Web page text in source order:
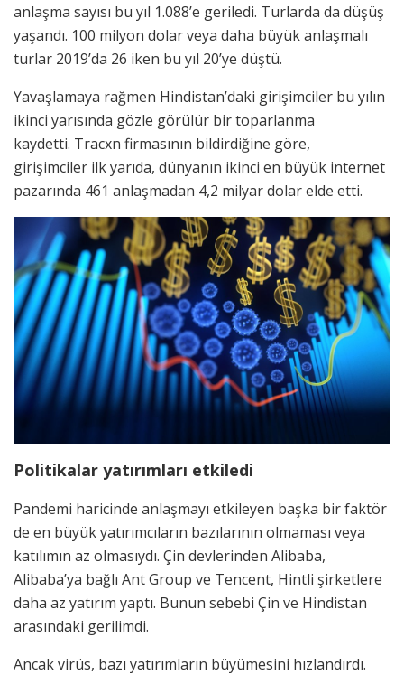
anlaşma sayısı bu yıl 1.088’e geriledi. Turlarda da düşüş
yaşandı. 100 milyon dolar veya daha büyük anlaşmalı
turlar 2019’da 26 iken bu yıl 20’ye düştü.
Yavaşlamaya rağmen Hindistan’daki girişimciler bu yılın
ikinci yarısında gözle görülür bir toparlanma
kaydetti. Tracxn firmasının bildirdiğine göre,
girişimciler ilk yarıda, dünyanın ikinci en büyük internet
pazarında 461 anlaşmadan 4,2 milyar dolar elde etti.
Politikalar yatırımları etkiledi
Pandemi haricinde anlaşmayı etkileyen başka bir faktör
de en büyük yatırımcıların bazılarının olmaması veya
katılımın az olmasıydı. Çin devlerinden Alibaba,
Alibaba’ya bağlı Ant Group ve Tencent, Hintli şirketlere
daha az yatırım yaptı. Bunun sebebi Çin ve Hindistan
arasındaki gerilimdi.
Ancak virüs, bazı yatırımların büyümesini hızlandırdı.